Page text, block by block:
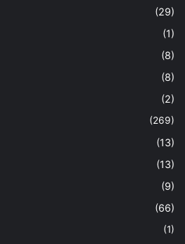
(29)
(1)
(8)
(8)
(2)
(269)
(13)
(13)
(9)
(66)
(1)